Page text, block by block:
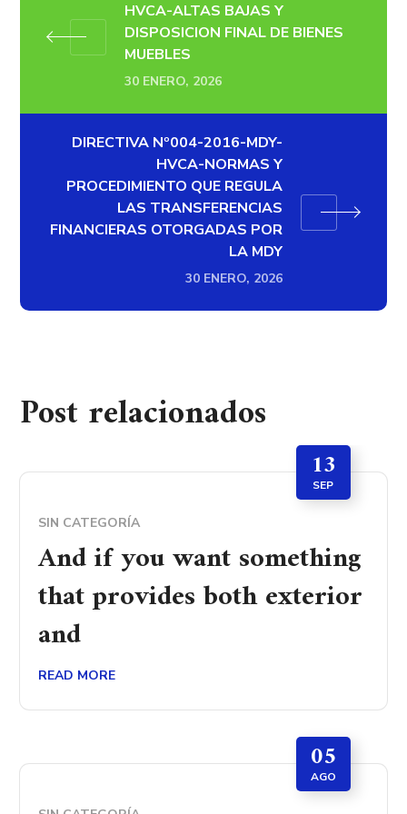
HVCA-ALTAS BAJAS Y
DISPOSICION FINAL DE BIENES
MUEBLES
30 ENERO, 2026
DIRECTIVA Nº004-2016-MDY-
HVCA-NORMAS Y
PROCEDIMIENTO QUE REGULA
LAS TRANSFERENCIAS
FINANCIERAS OTORGADAS POR
LA MDY
30 ENERO, 2026
Post relacionados
13
SEP
SIN CATEGORÍA
And if you want something
that provides both exterior
and
READ MORE
05
AGO